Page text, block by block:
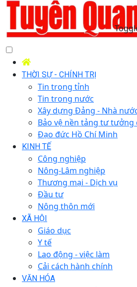
THỜI SỰ - CHÍNH TRỊ
Tin trong tỉnh
Tin trong nước
Xây dựng Đảng - Nhà
Bảo vệ nền tảng tư tưởng
Đạo đức Hồ Chí Minh
KINH TẾ
Công nghiệp
Nông-Lâm nghiệp
Thương mại - Dịch vụ
Đầu tư
Nông thôn mới
XÃ HỘI
Giáo dục
Y tế
Lao động - việc làm
Cải cách hành chính
VĂN HÓA